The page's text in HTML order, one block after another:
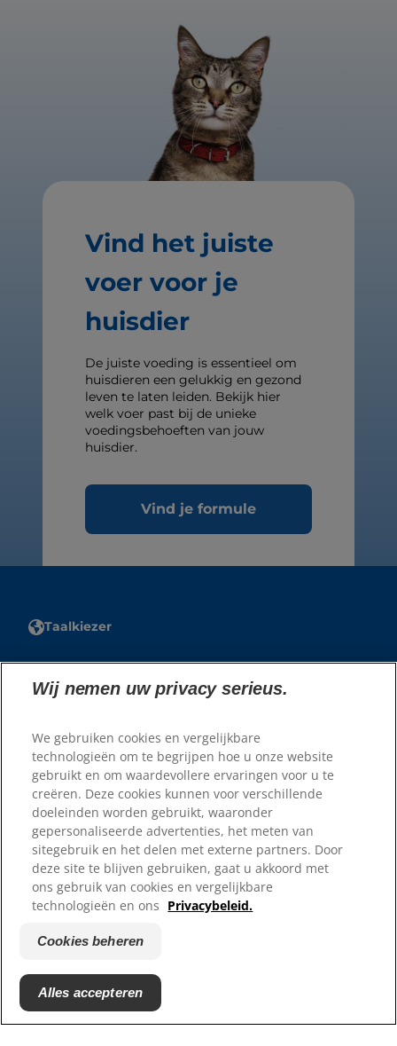
Vind het juiste
voer voor je
huisdier
De juiste voeding is essentieel om
huisdieren een gelukkig en gezond
leven te laten leiden. Bekijk hier
welk voer past bij de unieke
voedingsbehoeften van jouw
huisdier.
Vind je formule
Taalkiezer
Bronnen
Neem contact met ons op
Waar te koop
Onze sites
Hill's Vet
Carrières
Reddingscentrum partners
Wij nemen uw privacy serieus.
We gebruiken cookies en vergelijkbare
technologieën om te begrijpen hoe u onze website
gebruikt en om waardevollere ervaringen voor u te
creëren. Deze cookies kunnen voor verschillende
doeleinden worden gebruikt, waaronder
gepersonaliseerde advertenties, het meten van
sitegebruik en het delen met externe partners. Door
deze site te blijven gebruiken, gaat u akkoord met
ons gebruik van cookies en vergelijkbare
technologieën en ons Privacybeleid.
Cookies beheren
Alles accepteren